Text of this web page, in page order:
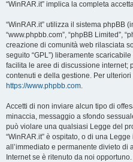
“WinRAR.it” implica la completa
“WinRAR.it” utilizza il sistema phpBB
“www.phpbb.com”, “phpBB Limited”,
creazione di comunità web rilasciata
seguito “GPL”) liberamente scaricabile
facilita le aree di discussione internet;
contenuti e della gestione. Per
https://www.phpbb.com.
Accetti di non inviare alcun tipo di
minaccia, messaggio a sfondo
può violare una qualsiasi Legge del
“WinRAR.it” è ospitato, o di una
all’immediato e permanente divieto di
Internet se è ritenuto da noi